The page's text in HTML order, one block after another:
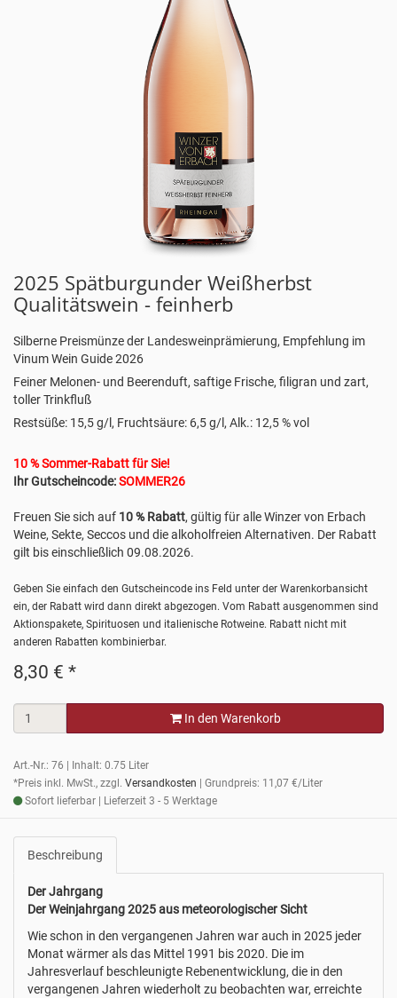
2025 Spätburgunder Weißherbst
Qualitätswein - feinherb
Silberne Preismünze der Landesweinprämierung, Empfehlung im
Vinum Wein Guide 2026
Feiner Melonen- und Beerenduft, saftige Frische, filigran und zart,
toller Trinkfluß
Restsüße: 15,5 g/l, Fruchtsäure: 6,5 g/l, Alk.: 12,5 % vol
10 % Sommer-Rabatt für Sie!
Ihr Gutscheincode:SOMMER26
Freuen Sie sich auf 10 % Rabatt, gültig für alle Winzer von Erbach
Weine, Sekte, Seccos und die alkoholfreien Alternativen. Der Rabatt
gilt bis einschließlich 09.08.2026.
Geben Sie einfach den Gutscheincode ins Feld unter der Warenkorbansicht
ein, der Rabatt wird dann direkt abgezogen. Vom Rabatt ausgenommen sind
Aktionspakete, Spirituosen und italienische Rotweine. Rabatt nicht mit
anderen Rabatten kombinierbar.
8,30 € *
In den Warenkorb
Art.-Nr.: 76 | Inhalt: 0.75 Liter
*Preis inkl. MwSt., zzgl. Versandkosten
| Grundpreis: 11,07 €/Liter
Sofort lieferbar | Lieferzeit 3 - 5 Werktage
Beschreibung
Der Jahrgang
Der Weinjahrgang 2025 aus meteorologischer Sicht
Wie schon in den vergangenen Jahren war auch in 2025 jeder
Monat wärmer als das Mittel 1991 bis 2020. Die im
Jahresverlauf beschleunigte Rebenentwicklung, die in den
vergangenen Jahren wiederholt zu beobachten war, erreichte